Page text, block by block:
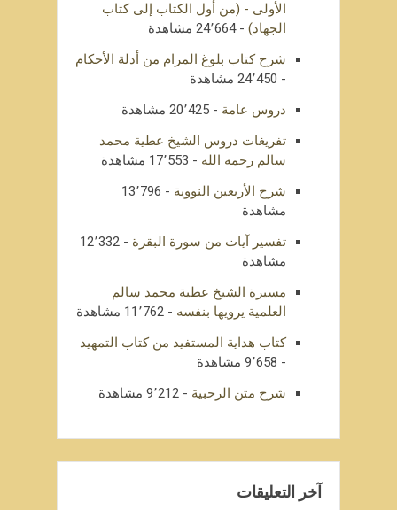
الأولى - (من أول الكتاب إلى كتاب
الجهاد)- 24٬664 مشاهدة
شرح كتاب بلوغ المرام من أدلة الأحكام
- 24٬450 مشاهدة
دروس عامة - 20٬425 مشاهدة
تفريغات دروس الشيخ عطية محمد
سالم رحمه الله - 17٬553 مشاهدة
شرح الأربعين النووية
- 13٬796
مشاهدة
تفسير آيات من سورة البقرة
- 12٬332
مشاهدة
مسيرة الشيخ عطية محمد سالم
العلمية يرويها بنفسه - 11٬762 مشاهدة
كتاب هداية المستفيد من كتاب التمهيد
- 9٬658 مشاهدة
شرح متن الرحبية - 9٬212 مشاهدة
آخر التعليقات